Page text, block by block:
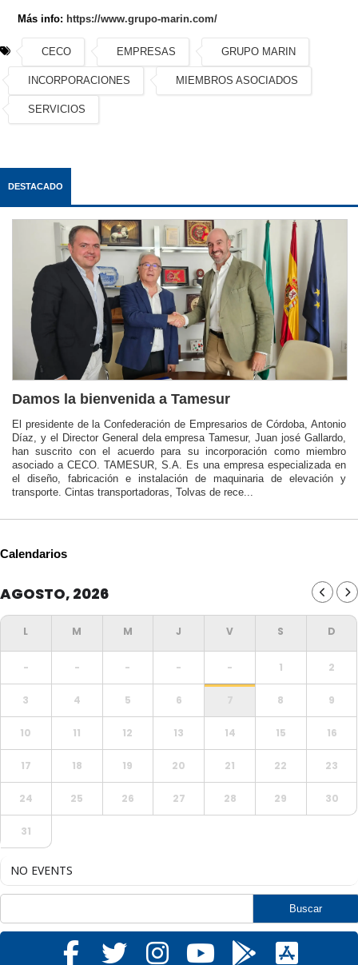
Más info: https://www.grupo-marin.com/
CECO EMPRESAS GRUPO MARIN
INCORPORACIONES MIEMBROS ASOCIADOS
SERVICIOS
DESTACADO
Damos la bienvenida a Tamesur
El presidente de la Confederación de Empresarios de Córdoba, Antonio
Díaz, y el Director General dela empresa Tamesur, Juan josé Gallardo,
han suscrito con el acuerdo para su incorporación como miembro
asociado a CECO. TAMESUR, S.A. Es una empresa especializada en
el diseño, fabricación e instalación de maquinaria de elevación y
transporte. Cintas transportadoras, Tolvas de rece...
Calendarios
AGOSTO, 2026
- - - - - 1 2
3 4 5 6 7 8 9
10 11 12 13 14 15 16
17 18 19 20 21 22 23
24 25 26 27 28 29 30
31
NO EVENTS